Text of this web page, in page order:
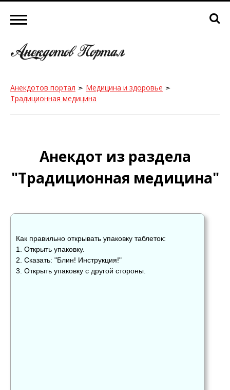
Анекдотов портал ➣ Медицина и здоровье ➣
Традиционная медицина
Анекдот из раздела
"Традиционная медицина"
Как правильно открывать упаковку таблеток:
1. Открыть упаковку.
2. Сказать: "Блин! Инструкция!"
3. Открыть упаковку с другой стороны.